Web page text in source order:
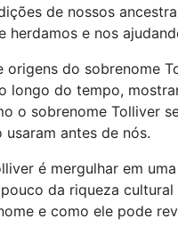
de nossos
herdamos e nos
do sobrenome
longo do tempo,
o sobrenome Tolliver
antes de nós.
é mergulhar em
da riqueza
e como ele pode